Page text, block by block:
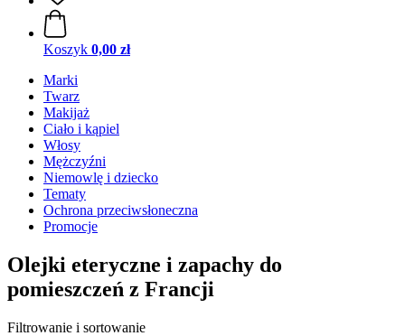
Koszyk 0,00 zł
Marki
Twarz
Makijaż
Ciało i kąpiel
Włosy
Mężczyźni
Niemowlę i dziecko
Tematy
Ochrona przeciwsłoneczna
Promocje
Olejki eteryczne i zapachy do
pomieszczeń z Francji
Filtrowanie i sortowanie